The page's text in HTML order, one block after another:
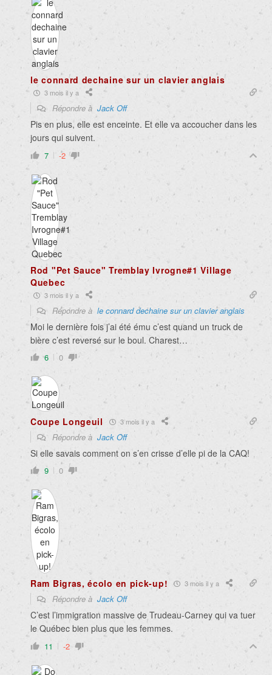
le connard dechaine sur un clavier anglais
3 mois il y a
Répondre à Jack Off
Pis en plus, elle est enceinte. Et elle va accoucher dans les
jours qui suivent.
7 -2
Rod "Pet Sauce" Tremblay Ivrogne#1 Village
Quebec
3 mois il y a
Répondre à le connard dechaine sur un clavier anglais
Moi le dernière fois j’ai été ému c’est quand un truck de
bière c’est reversé sur le boul. Charest…
6 0
Coupe Longeuil 3 mois il y a
Répondre à Jack Off
Si elle savais comment on s’en crisse d’elle pi de la CAQ!
9 0
Ram Bigras, écolo en pick-up! 3 mois il y a
Répondre à Jack Off
C’est l’immigration massive de Trudeau-Carney qui va tuer
le Québec bien plus que les femmes.
11 -2